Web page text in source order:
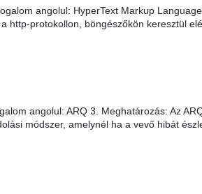
angolul: HyperText Markup
http-protokollon, böngészőkön keresztül
angolul: ARQ 3. Meghatározás: Az
módszer, amelynél ha a vevő hibát